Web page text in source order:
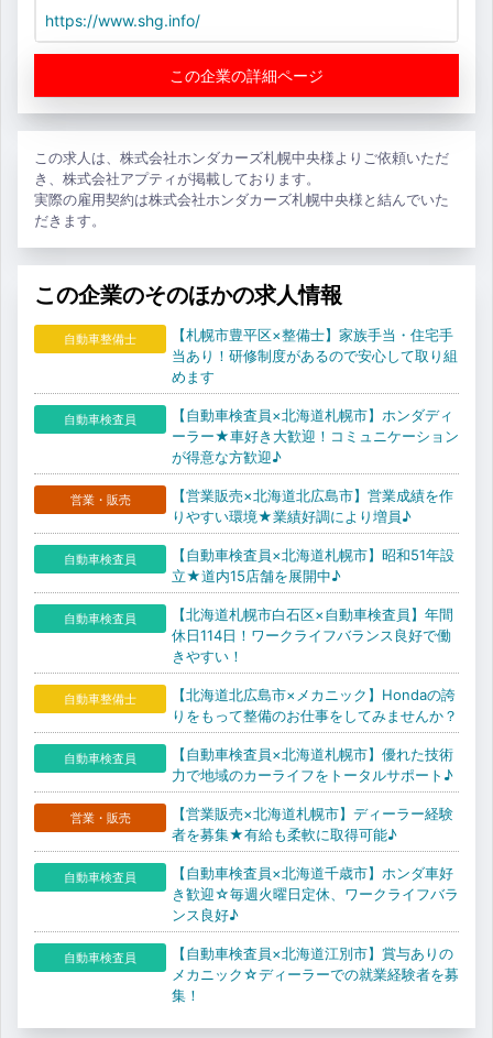
https://www.shg.info/
この企業の詳細ページ
この求人は、株式会社ホンダカーズ札幌中央様よりご依頼いただ
き、株式会社アプティが掲載しております。
実際の雇用契約は株式会社ホンダカーズ札幌中央様と結んでいた
だきます。
この企業のそのほかの求人情報
自動車整備士
【札幌市豊平区×整備士】家族手当・住宅手
当あり！研修制度があるので安心して取り組
めます
自動車検査員
【自動車検査員×北海道札幌市】ホンダディ
ーラー★車好き大歓迎！コミュニケーション
が得意な方歓迎♪
営業・販売
【営業販売×北海道北広島市】営業成績を作
りやすい環境★業績好調により増員♪
自動車検査員
【自動車検査員×北海道札幌市】昭和51年設
立★道内15店舗を展開中♪
自動車検査員
【北海道札幌市白石区×自動車検査員】年間
休日114日！ワークライフバランス良好で働
きやすい！
自動車整備士
【北海道北広島市×メカニック】Hondaの誇
りをもって整備のお仕事をしてみませんか？
自動車検査員
【自動車検査員×北海道札幌市】優れた技術
力で地域のカーライフをトータルサポート♪
営業・販売
【営業販売×北海道札幌市】ディーラー経験
者を募集★有給も柔軟に取得可能♪
自動車検査員
【自動車検査員×北海道千歳市】ホンダ車好
き歓迎☆毎週火曜日定休、ワークライフバラ
ンス良好♪
自動車検査員
【自動車検査員×北海道江別市】賞与ありの
メカニック☆ディーラーでの就業経験者を募
集！